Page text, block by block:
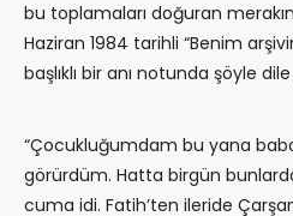
bu toplamaları doğuran
Haziran 1984 tarihli “Benim
başlıklı bir anı notunda şöyle
“Çocukluğumdam bu yana
görürdüm. Hatta birgün
cuma idi. Fatih’ten ileride